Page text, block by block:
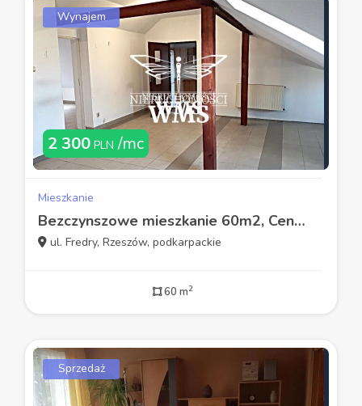
Wynajem
2 300 PLN /mc
Mieszkanie
Bezczynszowe mieszkanie 60m2, Centrum Rzeszów
ul. Fredry, Rzeszów, podkarpackie
60 m2
Sprzedaż